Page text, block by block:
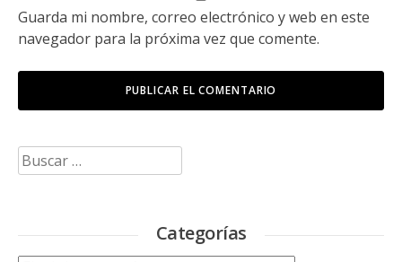
Guarda mi nombre, correo electrónico y web en este
navegador para la próxima vez que comente.
Buscar:
Categorías